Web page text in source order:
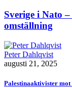
Sverige i Nato
omställning
Peter Dahlqvist
augusti 21, 2025
Palestinaaktivister